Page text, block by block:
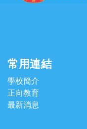
常用連結
學校簡介
正向教育
最新消息